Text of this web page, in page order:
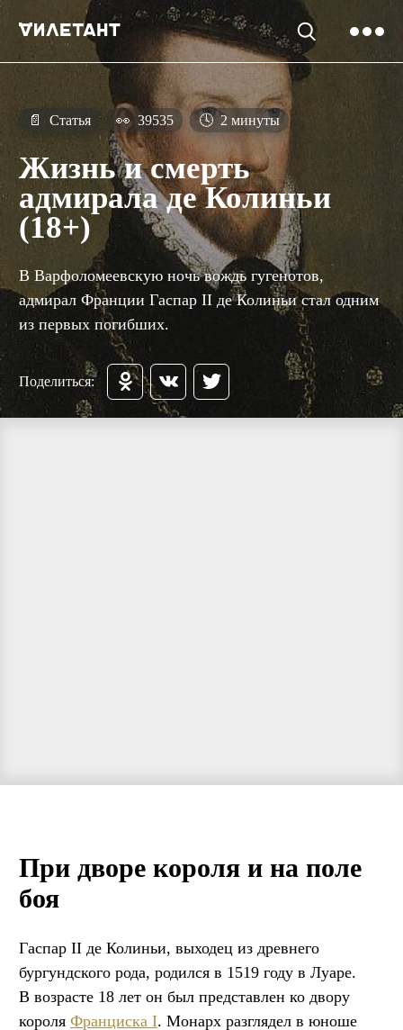
📄 Статья 👀 39535 🕓 2 минуты
Жизнь и смерть
адмирала де Колиньи
(18+)
В Варфоломеевскую ночь вождь гугенотов,
адмирал Франции Гаспар II де Колиньи стал одним
из первых погибших.
Поделиться:
При дворе короля и на поле
боя
Гаспар II де Колиньи, выходец из древнего
бургундского рода, родился в 1519 году в Луаре.
В возрасте 18 лет он был представлен ко двору
короля Франциска I. Монарх разглядел в юноше